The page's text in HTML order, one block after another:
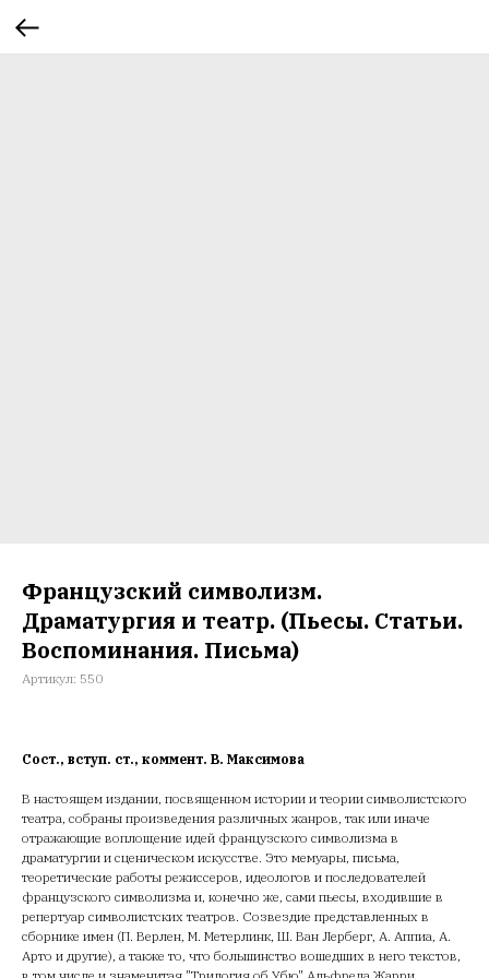
Французский символизм.
Драматургия и театр. (Пьесы. Статьи.
Воспоминания. Письма)
Артикул: 550
Сост., вступ. ст., коммент. В. Максимова
В настоящем издании, посвященном истории и теории символистского
театра, собраны произведения различных жанров, так или иначе
отражающие воплощение идей французского символизма в
драматургии и сценическом искусстве. Это мемуары, письма,
теоретические работы режиссеров, идеологов и последователей
французского символизма и, конечно же, сами пьесы, входившие в
репертуар символистских театров. Созвездие представленных в
сборнике имен (П. Верлен, М. Метерлинк, Ш. Ван Лерберг, А. Аппиа, А.
Арто и другие), а также то, что большинство вошедших в него текстов,